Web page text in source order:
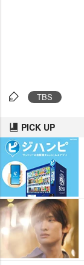
TBS
PICK UP